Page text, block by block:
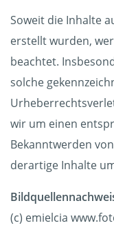
Soweit die Inhalte
erstellt wurden,
beachtet.
solche
wir um einen
Bekanntwerden
derartige Inhalte
(c) emielcia